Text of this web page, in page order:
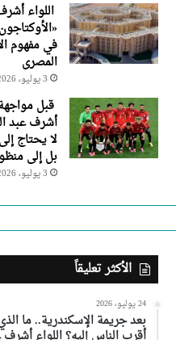
اللواء
في مفهوم
المصرى
3 يوليو، 2026
قبل مواجهة
أشرف عبد
لا يحتاج
بل إلى
3 يوليو، 2026
الأكثر تعليقاً
24 يوليو، 2026
بعد جريمة الإسكندرية.. ما